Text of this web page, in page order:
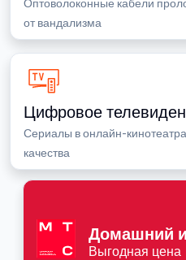
Оптоволоконные кабели
от вандализма
Цифровое
Сериалы в онлайн-
качества
Домашний
Выгодная цена